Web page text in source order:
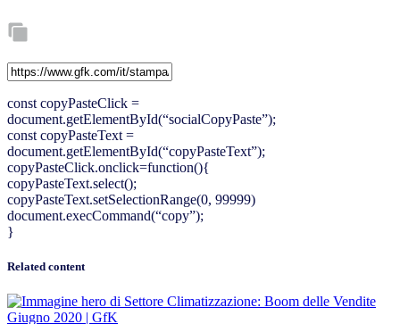
const copyPasteClick =
document.getElementById(“socialCopyPaste”);
const copyPasteText =
document.getElementById(“copyPasteText”);
copyPasteClick.onclick=function(){
copyPasteText.select();
copyPasteText.setSelectionRange(0, 99999)
document.execCommand(“copy”);
}
Related content